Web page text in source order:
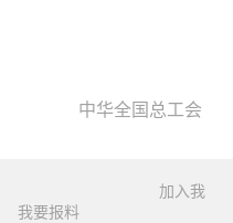
中华全国总工会
加入我
我要报料